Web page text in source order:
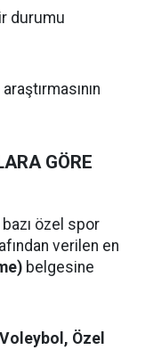
durumu
GÖRE
özel spor
verilen en
belgesine
Özel